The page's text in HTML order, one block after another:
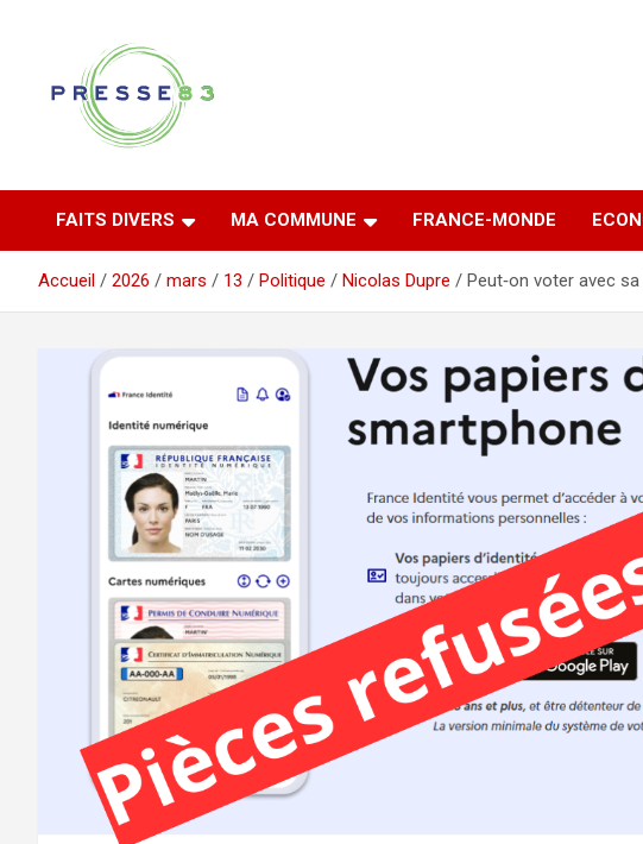
Presse 83
FAITS DIVERS MA COMMUNE FRANCE-MONDE
Accueil 2026 mars 13 Politique Nicolas Dupre Peut‑on voter avec